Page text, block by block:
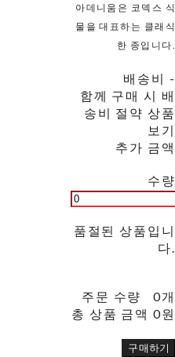
아데니움은 코덱스 식
물을 대표하는 클래식
한 종입니다.
배송비 -
함께 구매 시 배
송비 절약 상품
보기
추가 금액
수량
품절된 상품입니
다.
주문 수량
0개
총 상품 금액 0원
구매하기